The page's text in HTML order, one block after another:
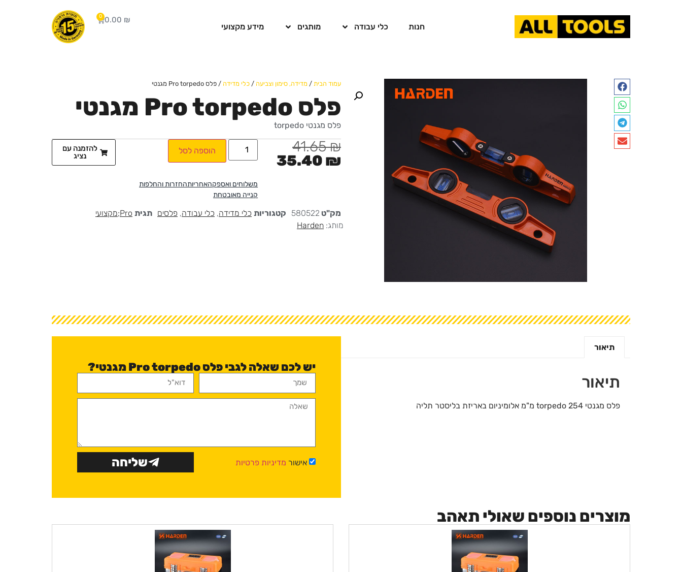
חנות כלי עבודה מותגים מידע מקצועי
0.00 ₪
0
עמוד הבית / מדידה, סימון וצביעה / כלי מדידה / פלס Pro torpedo מגנטי
פלס Pro torpedo מגנטי
פלס מגנטי torpedo
41.65₪
35.40 ₪
הוספה לסל
משלוחים ואספקהאחריותהחזרות והחלפות
קנייה מאובטחת
להזמנה עם
נציג
מק"ט 580522 קטגוריות כלי מדידה, כלי עבודה, פלסים תגית Pro;מקצועי
מותג: Harden
תיאור
תיאור
פלס מגנטי torpedo 254 מ"מ אלומיניום באריזת בליסטר תליה
יש לכם שאלה לגבי פלס Pro torpedo מגנטי?
אישור מדיניות פרטיות שליחה
מוצרים נוספים שאולי תאהב